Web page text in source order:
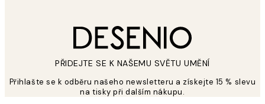
PŘIDEJTE SE K NAŠEMU SVĚTU UMĚNÍ
Přihlašte se k odběru našeho newsletteru a získejte 15 % slevu
na tisky při dalším nákupu.